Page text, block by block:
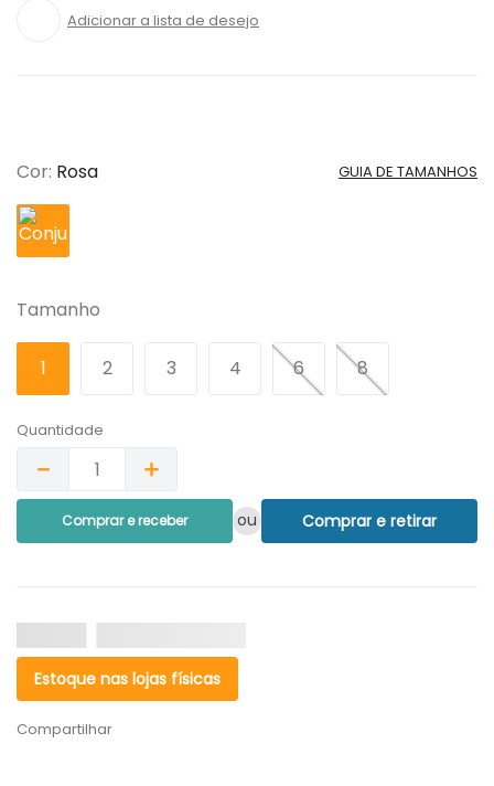
GUIA DE TAMANHOS
Cor: Rosa
Tamanho
1 2 3 4 6 8
Quantidade
＋
－
Comprar e receber ou Comprar e retirar
Estoque nas lojas físicas
Compartilhar